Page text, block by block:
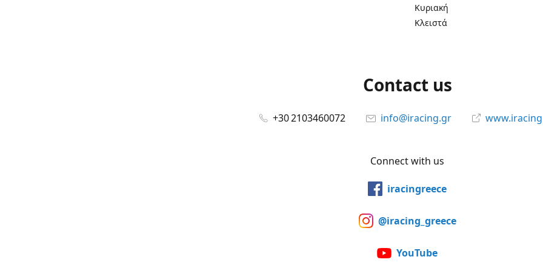
Κυριακή
Κλειστά
Contact us
+30 2103460072 info@iracing.gr
Connect with us
iracingreece
@iracing_greece
YouTube